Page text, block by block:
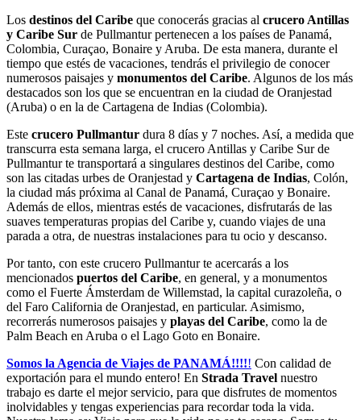
Los destinos del Caribe que conocerás gracias al crucero Antillas
y Caribe Sur de Pullmantur pertenecen a los países de Panamá,
Colombia, Curaçao, Bonaire y Aruba. De esta manera, durante el
tiempo que estés de vacaciones, tendrás el privilegio de conocer
numerosos paisajes y monumentos del Caribe. Algunos de los más
destacados son los que se encuentran en la ciudad de Oranjestad
(Aruba) o en la de Cartagena de Indias (Colombia).
Este crucero Pullmantur dura 8 días y 7 noches. Así, a medida que
transcurra esta semana larga, el crucero Antillas y Caribe Sur de
Pullmantur te transportará a singulares destinos del Caribe, como
son las citadas urbes de Oranjestad y Cartagena de Indias, Colón,
la ciudad más próxima al Canal de Panamá, Curaçao y Bonaire.
Además de ellos, mientras estés de vacaciones, disfrutarás de las
suaves temperaturas propias del Caribe y, cuando viajes de una
parada a otra, de nuestras instalaciones para tu ocio y descanso.
Por tanto, con este crucero Pullmantur te acercarás a los
mencionados puertos del Caribe, en general, y a monumentos
como el Fuerte Ámsterdam de Willemstad, la capital curazoleña, o
del Faro California de Oranjestad, en particular. Asimismo,
recorrerás numerosos paisajes y playas del Caribe, como la de
Palm Beach en Aruba o el Lago Goto en Bonaire.
Somos la Agencia de Viajes de PANAMÁ!!!!! Con calidad de
exportación para el mundo entero! En Strada Travel nuestro
trabajo es darte el mejor servicio, para que disfrutes de momentos
inolvidables y tengas experiencias para recordar toda la vida.